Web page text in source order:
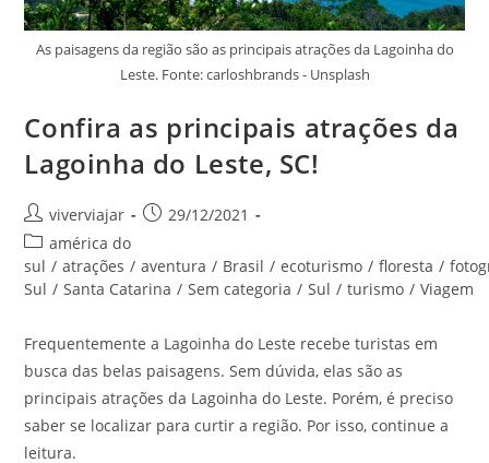
As paisagens da região são as principais atrações da Lagoinha do
Leste. Fonte: carloshbrands - Unsplash
Confira as principais atrações da
Lagoinha do Leste, SC!
Autor
do
post:
viverviajar
Post29/12/2021
Categoria
do
post:
américa do
sul / atrações / aventura / Brasil / ecoturismo / floresta /
Sul / Santa Catarina / Sem categoria / Sul / turismo / Viagem
Frequentemente a Lagoinha do Leste recebe turistas em
busca das belas paisagens. Sem dúvida, elas são as
principais atrações da Lagoinha do Leste. Porém, é preciso
saber se localizar para curtir a região. Por isso, continue a
leitura.